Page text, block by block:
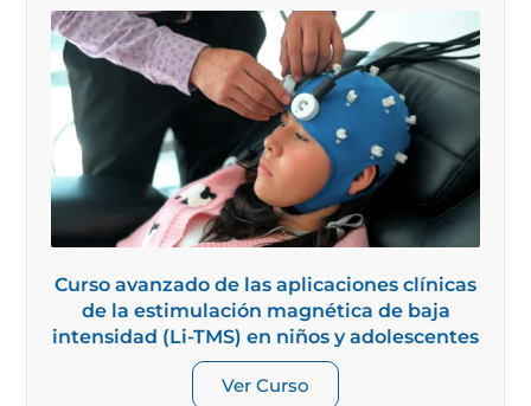
Curso avanzado de las aplicaciones clínicas
de la estimulación magnética de baja
intensidad (Li-TMS) en niños y adolescentes
Ver Curso